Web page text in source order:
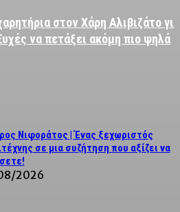
στον Χάρη Αλιβιζάτο για
να πετάξει ακόμη πιο ψηλά
Νιφοράτος | Ένας ξεχωριστός
σε μια συζήτηση που αξίζει να
2026